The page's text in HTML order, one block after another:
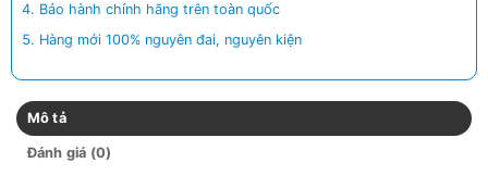
Bảo hành chính hãng trên toàn quốc
Hàng mới 100% nguyên đai, nguyên kiện
Mô tả
Đánh giá (0)